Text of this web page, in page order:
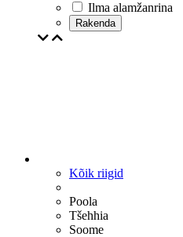
Ilma alamžanrina
Rakenda
Kõik riigid
Poola
Tšehhia
Soome